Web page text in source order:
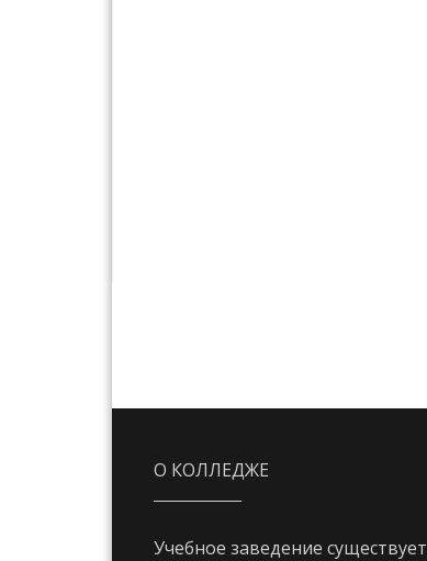
О КОЛЛЕДЖЕ
Учебное заведение существует